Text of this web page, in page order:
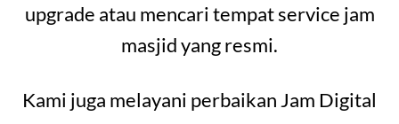
upgrade atau mencari tempat service jam
masjid yang resmi.
Kami juga melayani perbaikan Jam Digital